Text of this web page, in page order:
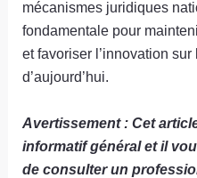
mécanismes juridiques
fondamentale pour
et favoriser l’innovation
d’aujourd’hui.
Avertissement : Cet
informatif général et il
de consulter un